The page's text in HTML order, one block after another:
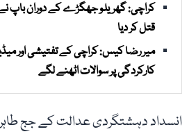
کراچی: گھریلو جھگڑے کے دوران باپ نے
قتل کر دیا
میر رضا کیس: کراچی کے تفتیشی اور
کارکردگی پر سوالات اٹھنے لگے
انسداد دہشتگردی عدالت کے جج